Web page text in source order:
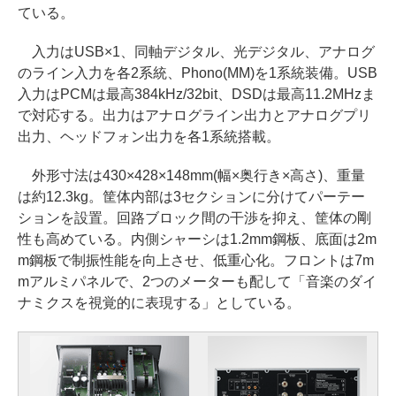
ている。
入力はUSB×1、同軸デジタル、光デジタル、アナログ
のライン入力を各2系統、Phono(MM)を1系統装備。USB
入力はPCMは最高384kHz/32bit、DSDは最高11.2MHzま
で対応する。出力はアナログライン出力とアナログプリ
出力、ヘッドフォン出力を各1系統搭載。
外形寸法は430×428×148mm(幅×奥行き×高さ)、重量
は約12.3kg。筐体内部は3セクションに分けてパーテー
ションを設置。回路ブロック間の干渉を抑え、筐体の剛
性も高めている。内側シャーシは1.2mm鋼板、底面は2m
m鋼板で制振性能を向上させ、低重心化。フロントは7m
mアルミパネルで、2つのメーターも配して「音楽のダイ
ナミクスを視覚的に表現する」としている。